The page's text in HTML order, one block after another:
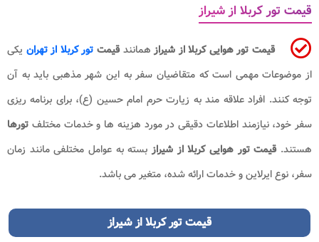
قیمت تور کربلا از شیراز
قیمت تور هوایی کربلا از شیرازهمانندقیمت تور کربلا از تهران یکی
از موضوعات مهمی است که متقاضیان سفر به این شهر مذهبی باید به آن
توجه کنند. افراد علاقه مند به زیارت حرم امام حسین (ع)، برای برنامه ریزی
سفر خود، نیازمند اطلاعات دقیقی در مورد هزینه ها و خدمات مختلف تورها
هستند.قیمت تور هوایی کربلا از شیراز بسته به عوامل مختلفی مانند زمان
سفر، نوع ایرلاین و خدمات ارائه شده، متغیر می باشد.
قیمت تور کربلا از شیراز